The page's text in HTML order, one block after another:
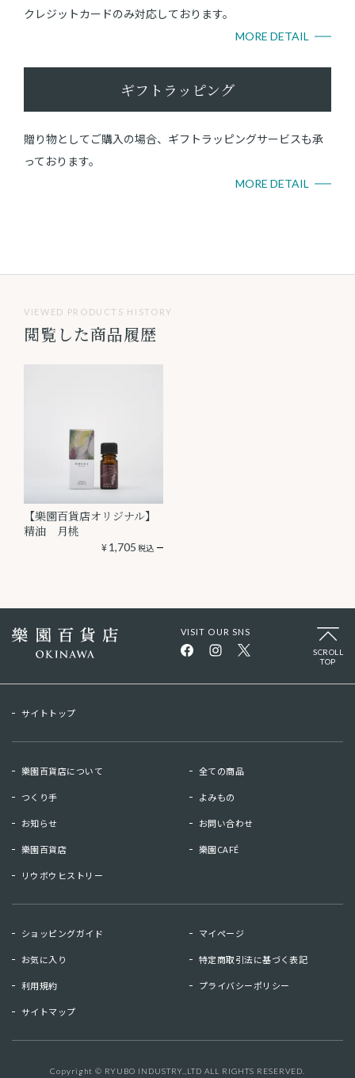
樂園CAFE
クレジットカードのみ対応しております。
MORE DETAIL
ギフトラッピング
贈り物としてご購入の場合、ギフトラッピングサービスも承
っております。
MORE DETAIL
VIEWED PRODUCTS HISTORY
閲覧した商品履歴
【樂園百貨店オリジナル】
精油 月桃
¥1,705 税込
VISIT OUR SNS
SCROLL
TOP
サイトトップ
樂園百貨店について 全ての商品
つくり手 よみもの
お知らせ お問い合わせ
樂園百貨店 樂園CAFÉ
リウボウヒストリー
ショッピングガイド マイページ
お気に入り 特定商取引法に基づく表記
利用規約 プライバシーポリシー
サイトマップ
Copyright © RYUBO INDUSTRY.,LTD ALL RIGHTS RESERVED.